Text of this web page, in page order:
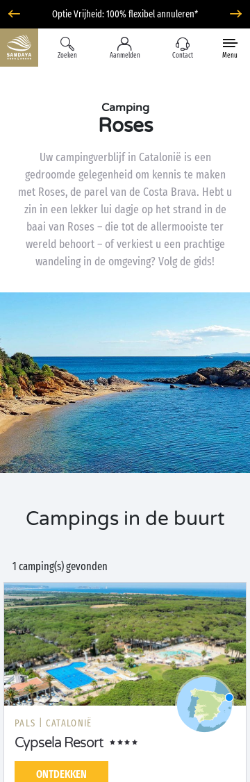
Optie Vrijheid: 100% flexibel annuleren*
Zoeken Aanmelden Contact Menu
Camping
Roses
Uw campingverblijf in Catalonië is een
gedroomde gelegenheid om kennis te maken
met Roses, de parel van de Costa Brava. Hebt u
zin in een lekker lui dagje op het strand in de
baai van Roses – die tot de allermooiste ter
wereld behoort – of verkiest u een prachtige
wandeling in de omgeving? Volg de gids!
Campings in de buurt
1 camping(s) gevonden
PALS | CATALONIË
Cypsela Resort
ONTDEKKEN